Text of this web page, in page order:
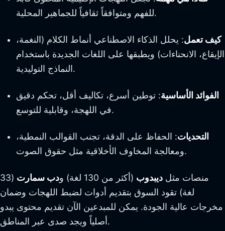
للفهم ومتوافقاً ثقافياً للجماهير المحلية.
كيف تعمل: يحلل الذكاء الاصطناعي أنماط الكلام (النغمة،
الإيقاع، الانحناءات) ويطبقها على اللغات الجديدة باستخدام
النماذج التوليدية.
الفوائد الأساسية: توطين أسرع، تكاليف أقل، تحكم دقيق
في اللهجة، وقابلية للتوسع.
التحديات: الحفاظ على الدقة، تجنب القوالب النمطية،
ومعالجة المخاوف الأخلاقية مثل حقوق الصوت.
منصات مثل ديبدوب (أكثر من 130 لغة) و دب سمارت
(33
لغة) تقود السوق بتقديم أدوات لضبط اللهجات وضمان
مخرجات عالية الجودة. يمكن للمبدعين الآن تقديم محتوى يبدو
أصلياً ويجد صدى عبر المناطق.